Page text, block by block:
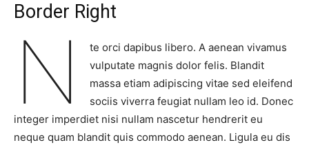
Border Right
N
te orci dapibus libero. A aenean vivamus
vulputate magnis dolor felis. Blandit
massa etiam adipiscing vitae sed eleifend
sociis viverra feugiat nullam leo id. Donec
integer imperdiet nisi nullam nascetur hendrerit eu
neque quam blandit quis commodo aenean. Ligula eu dis